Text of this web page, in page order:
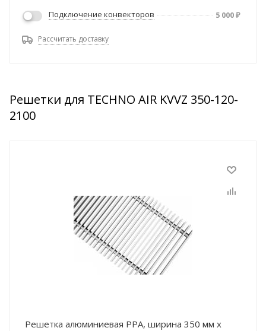
Подключение конвекторов 5 000₽
Рассчитать доставку
Решетки для TECHNO AIR KVVZ 350-120-
2100
Решетка алюминиевая РРА, ширина 350 мм х